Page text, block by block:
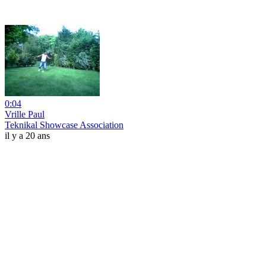
0:04
Vrille Paul
Teknikal Showcase Association
il y a 20 ans